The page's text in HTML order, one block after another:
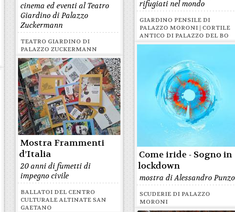
cinema ed eventi al Teatro
Giardino di Palazzo
Zuckermann
TEATRO GIARDINO DI
PALAZZO ZUCKERMANN
rifugiati nel mondo
GIARDINO PENSILE DI
PALAZZO MORONI | CORTILE
ANTICO DI PALAZZO DEL BO
Come iride - Sogno in
lockdown
mostra di Alessandro Punzo
SCUDERIE DI PALAZZO
MORONI
Mostra Frammenti
d’Italia
20 anni di fumetti di
impegno civile
BALLATOI DEL CENTRO
CULTURALE ALTINATE SAN
GAETANO